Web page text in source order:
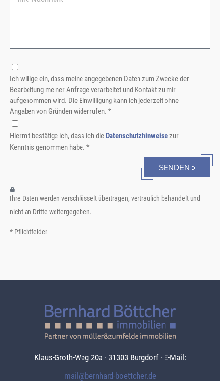
Klaus-Groth-Weg 20a · 31303 Burgdorf · E-Mail:
mail@bernhard-boettcher.de
Ich willige ein, dass meine angegebenen Daten zum Zwecke der
Bearbeitung meiner Anfrage verarbeitet und Kontakt zu mir
aufgenommen wird. Die Einwilligung kann ich jederzeit ohne
Angaben von Gründen widerrufen. *
Hiermit bestätige ich, dass ich die Datenschutzhinweisezur
Kenntnis genommen habe. *
SENDEN »
Ihre Daten werden verschlüsselt übertragen, vertraulich behandelt und
nicht an Dritte weitergegeben.
* Pflichtfelder